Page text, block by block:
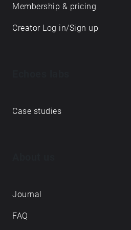
Membership & pricing
Creator Log in/Sign up
Case studies
Journal
FAQ